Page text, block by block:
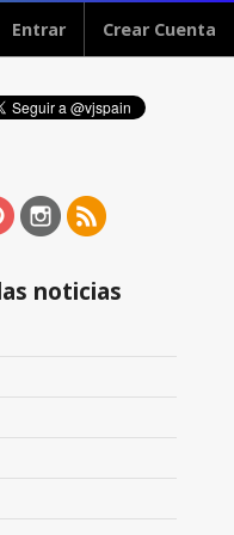
Entrar Crear Cuenta
noticias